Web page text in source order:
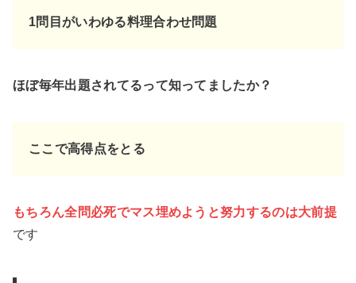
1問目がいわゆる料理合わせ問題
ほぼ毎年出題されてるって知ってましたか？
ここで高得点をとる
もちろん全問必死でマス埋めようと努力するのは大前提
です